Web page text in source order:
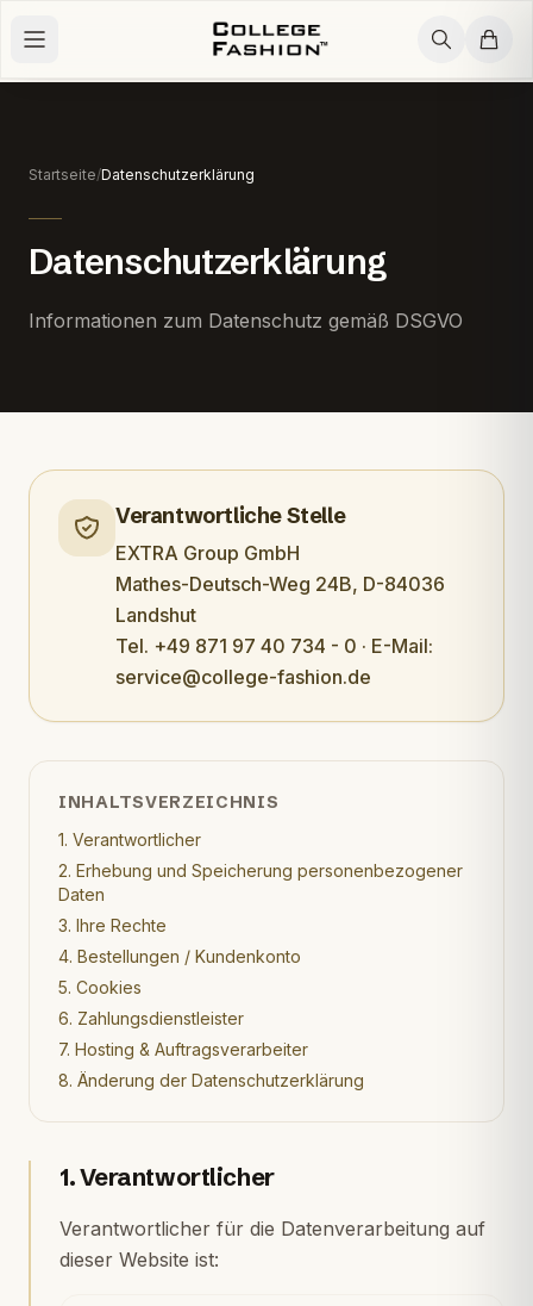
Startseite/Datenschutzerklärung
Datenschutzerklärung
Informationen zum Datenschutz gemäß DSGVO
Verantwortliche Stelle
EXTRA Group GmbH
Mathes-Deutsch-Weg 24B, D-84036
Landshut
Tel. +49 871 97 40 734 - 0 · E-Mail:
service@college-fashion.de
INHALTSVERZEICHNIS
1. Verantwortlicher
2. Erhebung und Speicherung personenbezogener
Daten
3. Ihre Rechte
4. Bestellungen / Kundenkonto
5. Cookies
6. Zahlungsdienstleister
7. Hosting & Auftragsverarbeiter
8. Änderung der Datenschutzerklärung
1. Verantwortlicher
Verantwortlicher für die Datenverarbeitung auf
dieser Website ist: